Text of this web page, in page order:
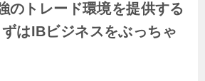
のトレード環境を提供する
IBビジネスをぶっちゃ